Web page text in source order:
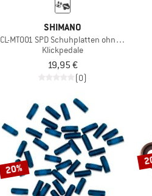
SHIMANO
CL-MT001 SPD Schuhplatten ohne
Klickpedale
19,95 €
(0)
20%